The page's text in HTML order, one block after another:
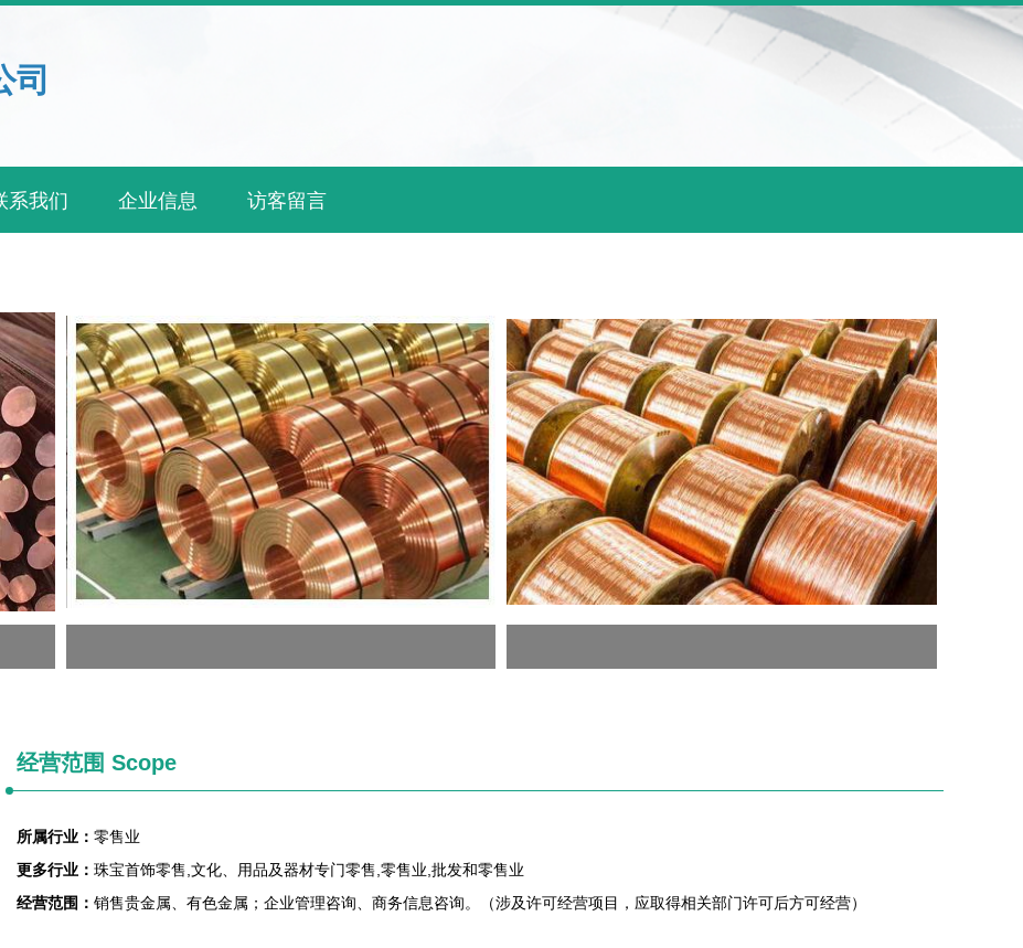
司
系我们 企业信息 访客留言
经营范围 Scope
所属行业： 零售业
更多行业： 珠宝首饰零售,文化、用品及器材专门零售,零售业,批发和零售业
经营范围： 销售贵金属、有色金属；企业管理咨询、商务信息咨询。（涉及许可经营项目，应取得相关部门许可后方可经营）